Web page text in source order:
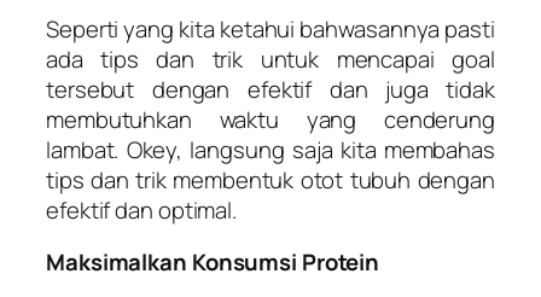
Seperti yang kita ketahui bahwasannya pasti
ada tips dan trik untuk mencapai goal
tersebut dengan efektif dan juga tidak
membutuhkan waktu yang cenderung
lambat. Okey, langsung saja kita membahas
tips dan trik membentuk otot tubuh dengan
efektif dan optimal.
Maksimalkan Konsumsi Protein